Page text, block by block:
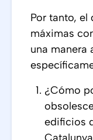
Por tanto, el
máximas
una manera
¿Cómo
edificios